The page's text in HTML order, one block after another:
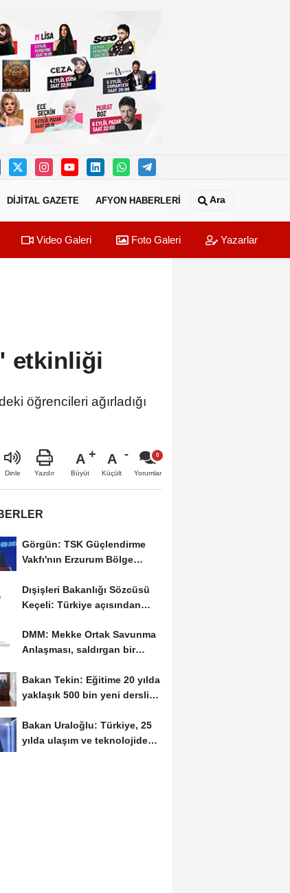
DİJİTAL GAZETE AFYON HABERLERİ Ara
Video Galeri Foto Galeri Yazarlar
etkinliği
öğrencileri ağırladığı
Dinle Yazdır
A
Büyüt
A
Küçült Yorumlar
Görgün: TSK Güçlendirme
Vakfı'nın Erzurum Bölge
Dışişleri Bakanlığı Sözcüsü
Keçeli: Türkiye açısından
DMM: Mekke Ortak Savunma
Anlaşması, saldırgan bir
Bakan Tekin: Eğitime 20 yılda
yaklaşık 500 bin yeni derslik
Bakan Uraloğlu: Türkiye, 25
yılda ulaşım ve teknolojide